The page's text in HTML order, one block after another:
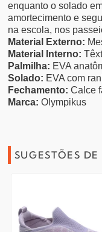
enquanto o solado
amortecimento e
na escola, nos
Material Externo:
Material Interno:
Palmilha: EVA
Solado: EVA com
Fechamento: Calce
Marca: Olympikus
SUGESTÕES